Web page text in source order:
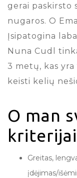
gerai paskirsto
nugaros. O
Įsipatogina
Nuna Cudl
3 metų, kas
keisti kelių
O man
Greitas,
įdėjimas/